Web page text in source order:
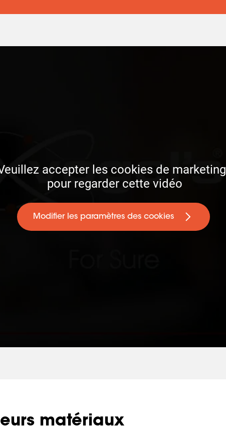
accepter les cookies de marketing
pour regarder cette vidéo
Modifier les paramètres des cookies
matériaux